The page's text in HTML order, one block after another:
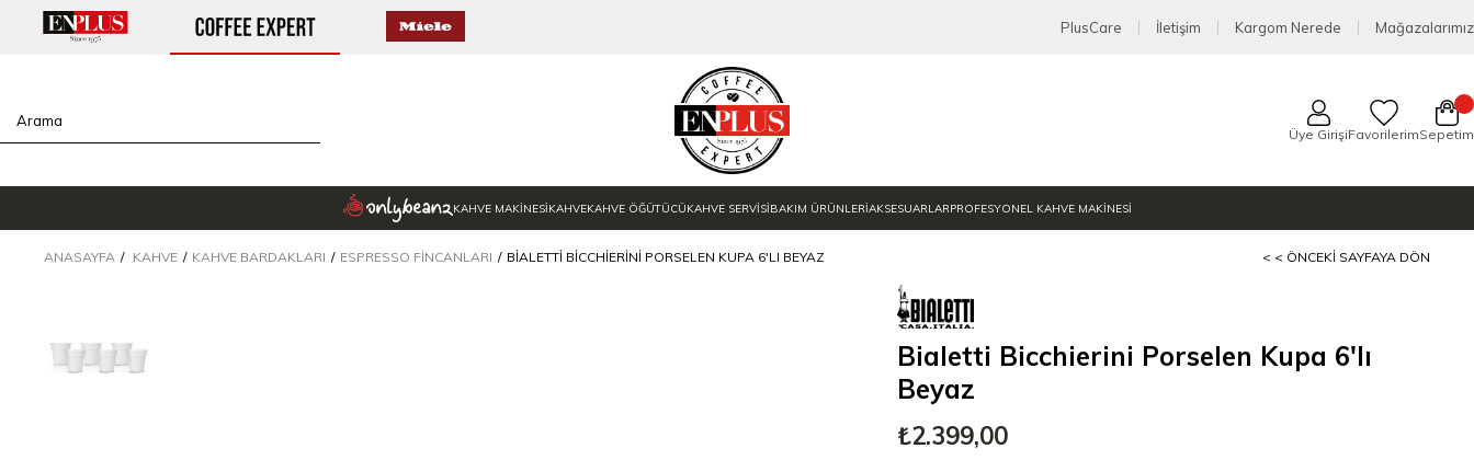
PlusCare İletişim Kargom Nerede Mağazalarımız
Üye GirişiFavorilerimSepetim
KAHVE MAKİNESİKAHVEKAHVE ÖĞÜTÜCÜKAHVE SERVİSİBAKIM ÜRÜNLERİAKSESUARLARPROFESYONEL KAHVE MAKİNESİ
ANASAYFA KAHVE KAHVE BARDAKLARI ESPRESSO FINCANLARI BIALETTI BICCHIERINI PORSELEN KUPA 6'LI BEYAZ < < ÖNCEKI SAYFAYA DÖN
Bialetti Bicchierini Porselen Kupa 6'lı
Beyaz
₺2.399,00